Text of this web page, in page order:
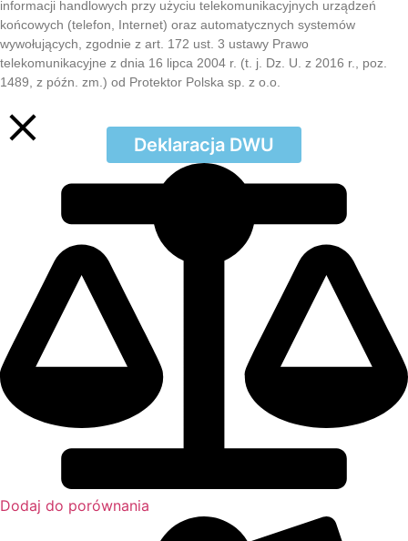
informacji handlowych przy użyciu telekomunikacyjnych urządzeń
końcowych (telefon, Internet) oraz automatycznych systemów
wywołujących, zgodnie z art. 172 ust. 3 ustawy Prawo
telekomunikacyjne z dnia 16 lipca 2004 r. (t. j. Dz. U. z 2016 r., poz.
1489, z późn. zm.) od Protektor Polska sp. z o.o.
Deklaracja DWU
Dodaj do porównania